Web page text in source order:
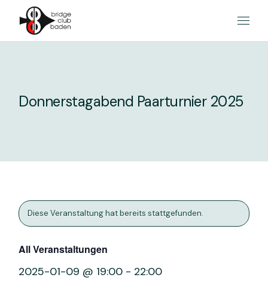
content
Donnerstagabend Paarturnier 2025
Diese Veranstaltung hat bereits stattgefunden.
All Veranstaltungen
2025-01-09 @ 19:00 - 22:00